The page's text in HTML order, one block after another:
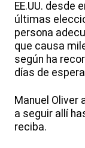
EE.UU. desde
últimas
persona
que causa
según ha
días de
Manuel Oliver
a seguir allí
reciba.